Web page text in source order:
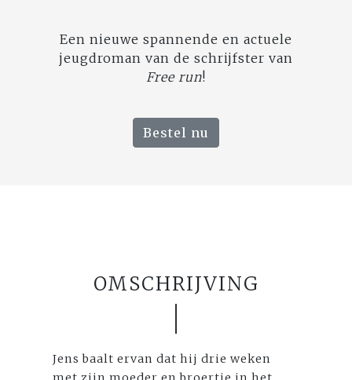
Een nieuwe spannende en actuele
jeugdroman van de schrijfster van
Free run!
Bestel nu
OMSCHRIJVING
Jens baalt ervan dat hij drie weken